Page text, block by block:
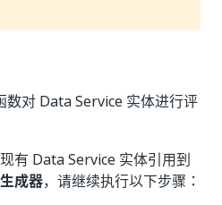
数对 Data Service 实体进行评
有 Data Service 实体引用到
成器，请继续执行以下步骤：